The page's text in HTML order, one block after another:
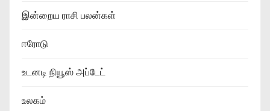
இன்றைய ராசி பலன்கள்
ஈரோடு
உடனடி நியூஸ் அப்டேட்
உலகம்